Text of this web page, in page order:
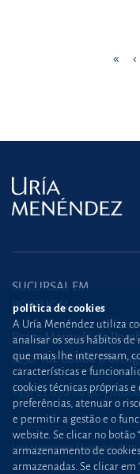
« ‹
SUCURSAL EM
PORTUGAL
Praça Marquês de
1250-162 Lisboa
+351 21 030 86 00
Uría Menéndez Abogados, S.L.P.
política de cookies
A Uría Menéndez utiliza
analisar os seus hábitos de
que mais lhe interessam,
características e
cookies técnicas próprias e
preferências, atenuar o
e permitir a gestão e o
website. Se clicar no botão
armazenamento de
armazenadas. Se clicar em